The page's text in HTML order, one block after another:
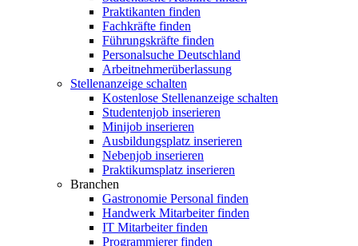
Praktikanten finden
Fachkräfte finden
Führungskräfte finden
Personalsuche Deutschland
Arbeitnehmerüberlassung
Stellenanzeige schalten
Kostenlose Stellenanzeige schalten
Studentenjob inserieren
Minijob inserieren
Ausbildungsplatz inserieren
Nebenjob inserieren
Praktikumsplatz inserieren
Branchen
Gastronomie Personal finden
Handwerk Mitarbeiter finden
IT Mitarbeiter finden
Programmierer finden